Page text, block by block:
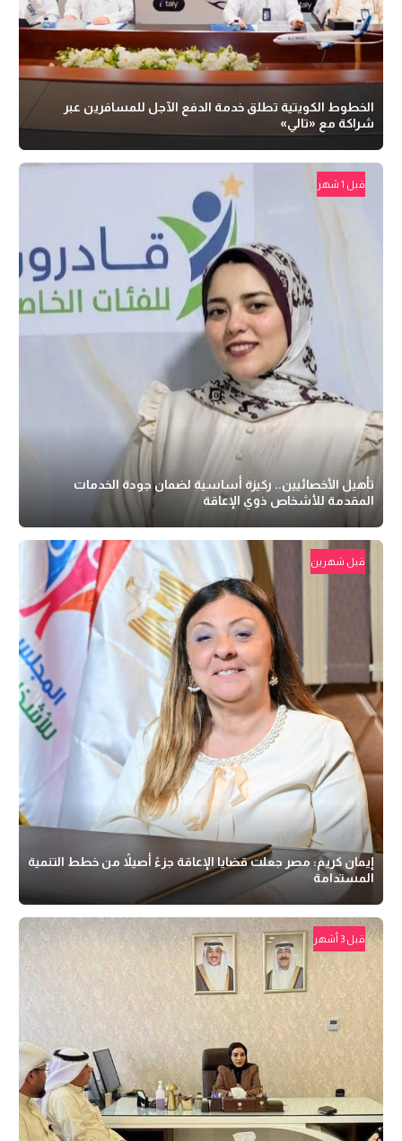
الخطوط الكويتية تطلق خدمة الدفع الآجل للمسافرين عبر
شراكة مع «تالي»
قبل 1 شهر
تأهيل الأخصائيين.. ركيزة أساسية لضمان جودة الخدمات
المقدمة للأشخاص ذوي الإعاقة
قبل شهرين
إيمان كريم: مصر جعلت قضايا الإعاقة جزءً أصيلاً من خطط التنمية
المستدامة
قبل 3 أشهر